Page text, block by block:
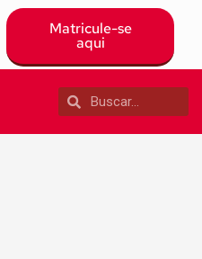
Matricule-se
aqui